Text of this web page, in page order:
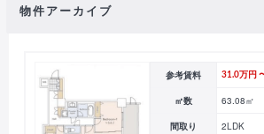
物件アーカイブ
参考賃料 31.0万円
㎡数 63.08㎡
間取り 2LDK